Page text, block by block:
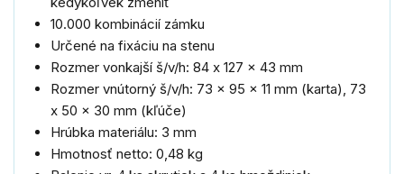
10.000 kombinácií zámku
Určené na fixáciu na stenu
Rozmer vonkajší š/v/h: 84 x 127 x 43 mm
Rozmer vnútorný š/v/h: 73 x 95 x 11 mm (karta), 73
x 50 x 30 mm (kľúče)
Hrúbka materiálu: 3 mm
Hmotnosť netto: 0,48 kg